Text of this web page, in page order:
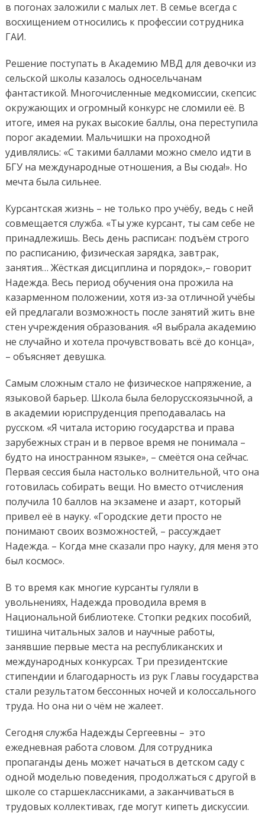
в погонах заложили с малых лет. В семье всегда с
восхищением относились к профессии сотрудника
ГАИ.
Решение поступать в Академию МВД для девочки из
сельской школы казалось односельчанам
фантастикой. Многочисленные медкомиссии, скепсис
окружающих и огромный конкурс не сломили её. В
итоге, имея на руках высокие баллы, она переступила
порог академии. Мальчишки на проходной
удивлялись: «С такими баллами можно смело идти в
БГУ на международные отношения, а Вы сюда!». Но
мечта была сильнее.
Курсантская жизнь – не только про учёбу, ведь с ней
совмещается служба. «Ты уже курсант, ты сам себе не
принадлежишь. Весь день расписан: подъём строго
по расписанию, физическая зарядка, завтрак,
занятия… Жёсткая дисциплина и порядок»,– говорит
Надежда. Весь период обучения она прожила на
казарменном положении, хотя из-за отличной учёбы
ей предлагали возможность после занятий жить вне
стен учреждения образования. «Я выбрала академию
не случайно и хотела прочувствовать всё до конца»,
– объясняет девушка.
Самым сложным стало не физическое напряжение, а
языковой барьер. Школа была белорусскоязычной, а
в академии юриспруденция преподавалась на
русском. «Я читала историю государства и права
зарубежных стран и в первое время не понимала –
будто на иностранном языке», – смеётся она сейчас.
Первая сессия была настолько волнительной, что она
готовилась собирать вещи. Но вместо отчисления
получила 10 баллов на экзамене и азарт, который
привел её в науку. «Городские дети просто не
понимают своих возможностей, – рассуждает
Надежда. – Когда мне сказали про науку, для меня это
был космос».
В то время как многие курсанты гуляли в
увольнениях, Надежда проводила время в
Национальной библиотеке. Стопки редких пособий,
тишина читальных залов и научные работы,
занявшие первые места на республиканских и
международных конкурсах. Три президентские
стипендии и благодарность из рук Главы государства
стали результатом бессонных ночей и колоссального
труда. Но она ни о чём не жалеет.
Сегодня служба Надежды Сергеевны – это
ежедневная работа словом. Для сотрудника
пропаганды день может начаться в детском саду с
одной моделью поведения, продолжаться с другой в
школе со старшеклассниками, а заканчиваться в
трудовых коллективах, где могут кипеть дискуссии.